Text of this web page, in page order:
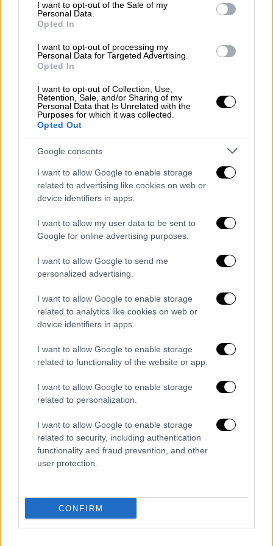
I want to opt-out of the Sale of my
Personal Data.
Opted In
I want to opt-out of processing my
Personal Data for Targeted Advertising.
Opted In
I want to opt-out of Collection, Use,
Retention, Sale, and/or Sharing of my
Personal Data that Is Unrelated with the
Purposes for which it was collected.
Opted Out
Google consents
I want to allow Google to enable storage
related to advertising like cookies on web or
device identifiers in apps.
I want to allow my user data to be sent to
Google for online advertising purposes.
I want to allow Google to send me
personalized advertising.
I want to allow Google to enable storage
related to analytics like cookies on web or
device identifiers in apps.
I want to allow Google to enable storage
related to functionality of the website or app.
I want to allow Google to enable storage
related to personalization.
I want to allow Google to enable storage
related to security, including authentication
functionality and fraud prevention, and other
user protection.
CONFIRM
«Δεν υπάρχει κανένα μέρος στη χώρα όπου
θα μπορούσαν να λάβουν καλύτερη
φροντίδα», σημείωσε. Ο Δρ Γκολντ πρόσθεσε
ότι το πανεπιστήμιο
λειτουργεί βάσει ενός
ασθενείς μας όπως θα φροντίζαμε τα μέλη
της οικογένειάς μας και τους αγαπημένους
μας, θα είμαστε εντάξει, και αυτός είναι ο
κανόνας». Ακολούθως, δέχθηκε ερωτήσεις
από τους παριστάμενους.
Ο κυβερνήτης της Νεμπράσκα, Τζιμ Πίλεν
διαβεβαίωσε ότι όσοι παραμένουν στην
εγκατάσταση θα λάβουν «την καλύτερη
δυνατή φροντίδα παγκόσμιας κλάσης».
εκπαιδευμένο και συμπονετικό
» και θα
φροντίσει ώστε η διαμονή τους να είναι
«όσο το δυνατόν πιο άνετη».
Διαβεβαίωσε επίσης τους κατοίκους της
σχέδιο» και ότι η τοπική ηγεσία βρίσκεται
σε στενή συνεργασία με τις ομοσπονδιακές
αρχές. «Κανείς που αποτελεί κίνδυνογια τη
δημόσια υγεία δεν βγαίνει από την
μπροστινή πόρτα στους δρόμους της Ομάχα»,
δήλωσε κατηγορηματικά.
Σε «καλή κατάσταση» οι ασθενείς που
Μάικλ Γουάντμαν, ιατρικός διευθυντής της
Εθνικής Μονάδας Καραντίνας, ανέφερε ότι